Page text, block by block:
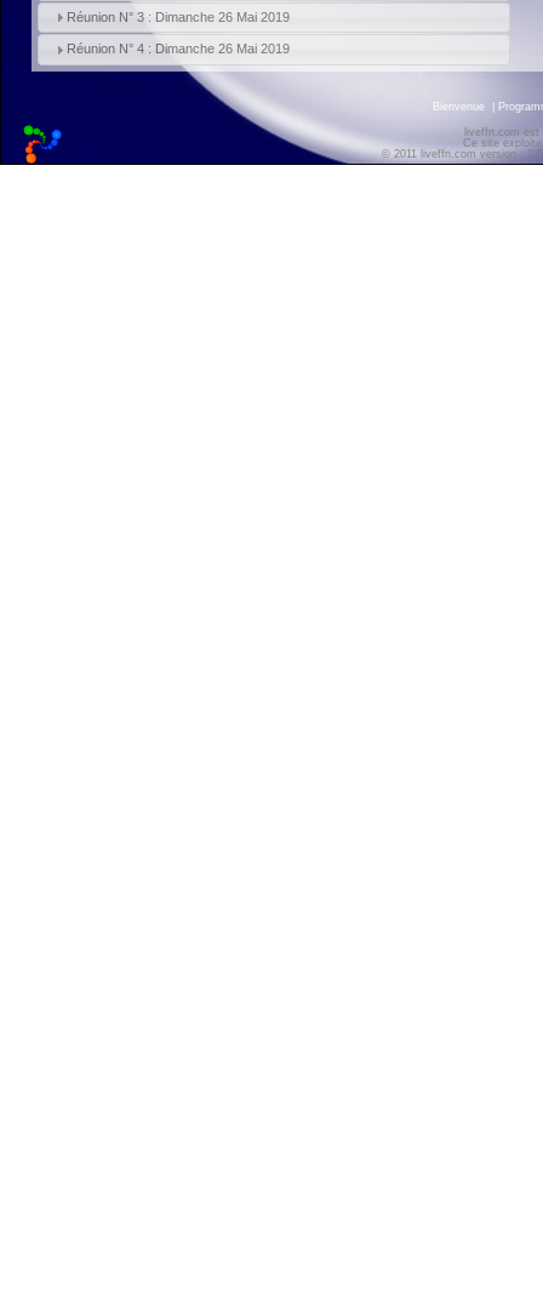
Réunion N° 3 : Dimanche 26 Mai 2019
Réunion N° 4 : Dimanche 26 Mai 2019
Bienvenue
liveffn.com est
Ce site
© 2011 liveffn.com version :